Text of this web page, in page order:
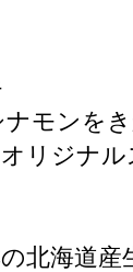
モンを
リジナル
北海道